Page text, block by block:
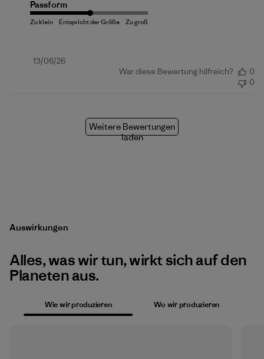
Passform
Veröffentlichungsdatum
13/06/26
War diese Bewertung hilfreich?
0
0
Weitere Bewertungen
laden
Auswirkungen
Alles, was wir tun, wirkt sich auf den
Planeten aus.
Wie wir produzieren Wo wir produzieren